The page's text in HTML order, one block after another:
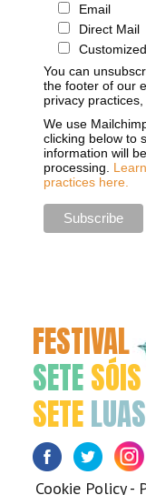
Email
Direct Mail
You can
the footer of our
privacy
We use
clicking below to
information will
processing.
practices here.
FESTIVAL
SETESÓIS
SETELUAS
Facebook
Cookie Policy-